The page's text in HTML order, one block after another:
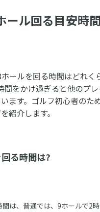
ール回る目安時間
ールを回る時間はどれく
間をかけ過ぎると他のプ
ます。ゴルフ初心者のた
紹介します。
る時間は?
は、普通では、9ホールで2